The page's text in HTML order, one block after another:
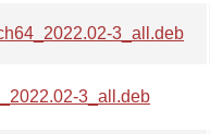
3_all.deb
3_all.deb